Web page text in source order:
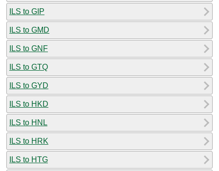
ILS to GIP
ILS to GMD
ILS to GNF
ILS to GTQ
ILS to GYD
ILS to HKD
ILS to HNL
ILS to HRK
ILS to HTG